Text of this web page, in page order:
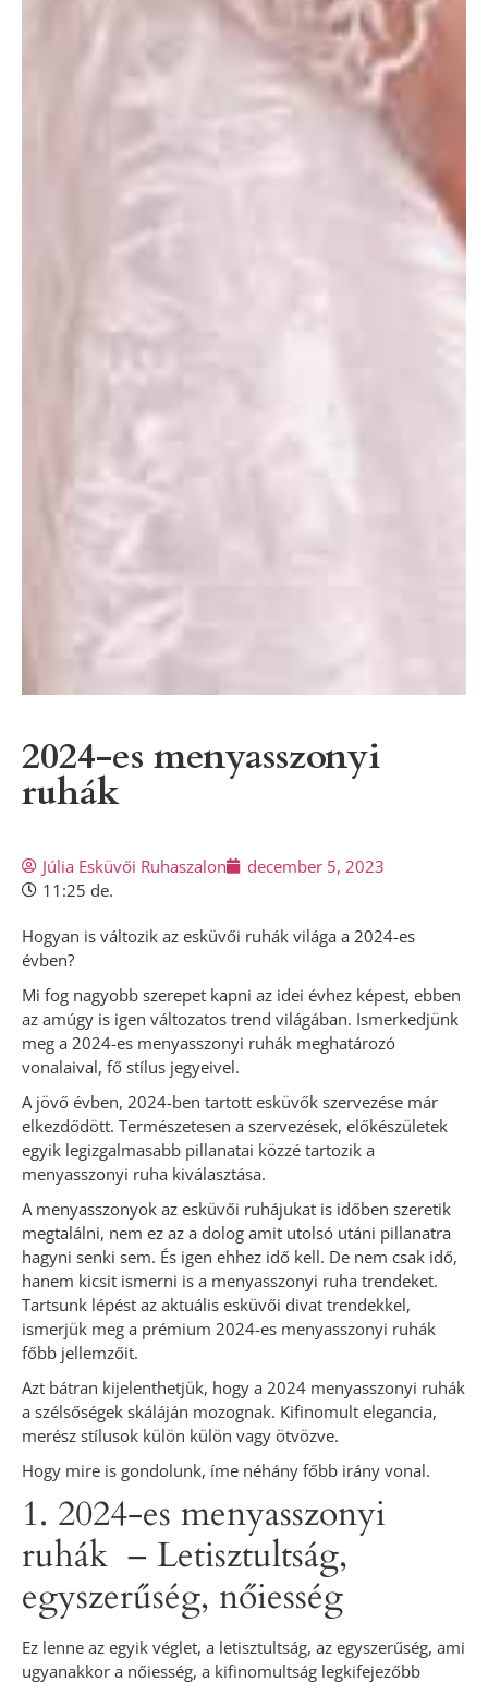
2024-es menyasszonyi
ruhák
Júlia Esküvői Ruhaszalon
december 5, 2023
11:25 de.
Hogyan is változik az esküvői ruhák világa a 2024-es
évben?
Mi fog nagyobb szerepet kapni az idei évhez képest, ebben
az amúgy is igen változatos trend világában. Ismerkedjünk
meg a 2024-es menyasszonyi ruhák meghatározó
vonalaival, fő stílus jegyeivel.
A jövő évben, 2024-ben tartott esküvők szervezése már
elkezdődött. Természetesen a szervezések, előkészületek
egyik legizgalmasabb pillanatai közzé tartozik a
menyasszonyi ruha kiválasztása.
A menyasszonyok az esküvői ruhájukat is időben szeretik
megtalálni, nem ez az a dolog amit utolsó utáni pillanatra
hagyni senki sem. És igen ehhez idő kell. De nem csak idő,
hanem kicsit ismerni is a menyasszonyi ruha trendeket.
Tartsunk lépést az aktuális esküvői divat trendekkel,
ismerjük meg a prémium 2024-es menyasszonyi ruhák
főbb jellemzőit.
Azt bátran kijelenthetjük, hogy a 2024 menyasszonyi ruhák
a szélsőségek skáláján mozognak. Kifinomult elegancia,
merész stílusok külön külön vagy ötvözve.
Hogy mire is gondolunk, íme néhány főbb irány vonal.
1. 2024-es menyasszonyi
ruhák – Letisztultság,
egyszerűség, nőiesség
Ez lenne az egyik véglet, a letisztultság, az egyszerűség, ami
ugyanakkor a nőiesség, a kifinomultság legkifejezőbb